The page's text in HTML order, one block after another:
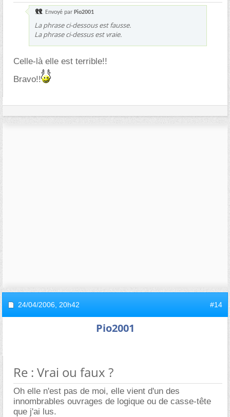
Envoyé par Pio2001
La phrase ci-dessous est fausse.
La phrase ci-dessus est vraie.
Celle-là elle est terrible!!
Bravo!!
24/04/2006, 20h42 #14
Pio2001
Re : Vrai ou faux ?
Oh elle n'est pas de moi, elle vient d'un des
innombrables ouvrages de logique ou de casse-tête
que j'ai lus.